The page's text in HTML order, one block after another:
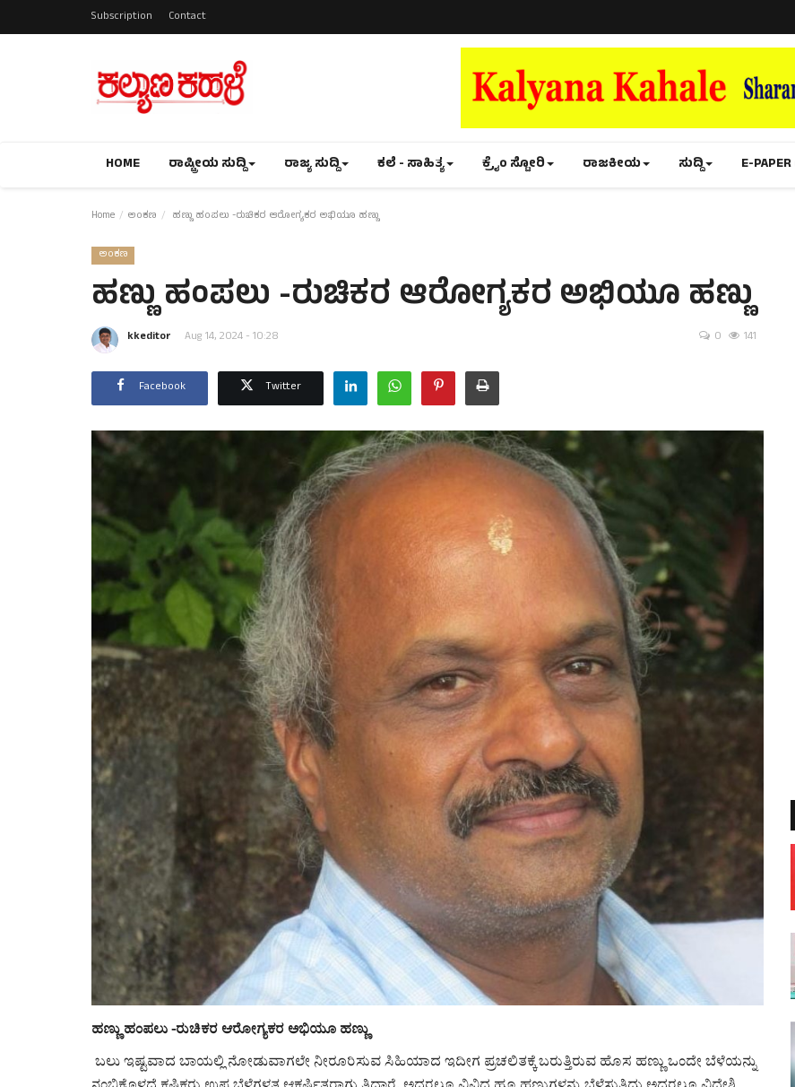
Subscription Contact
HOME ರಾಷ್ಟ್ರೀಯ ಸುದ್ದಿ ರಾಜ್ಯ ಸುದ್ದಿ ಕಲೆ - ಸಾಹಿತ್ಯ ಕ್ರೈಂ ಸ್ಟೋರಿ ರಾಜಕೀಯ ಸುದ್ದಿ E-
Home ಅಂಕಣ ಹಣ್ಣು ಹಂಪಲು -ರುಚಿಕರ ಆರೋಗ್ಯಕರ ಅಭಿಯೂ ಹಣ್ಣು
ಅಂಕಣ
ಹಣ್ಣು ಹಂಪಲು -ರುಚಿಕರ ಆರೋಗ್ಯಕರ ಅಭಿಯೂ ಹಣ್ಣು
kkeditor Aug 14, 2024 - 10:28 0 141
Facebook Twitter
ಹಣ್ಣು ಹಂಪಲು -ರುಚಿಕರ ಆರೋಗ್ಯಕರ ಅಭಿಯೂ ಹಣ್ಣು
ಬಲು ಇಷ್ಟವಾದ ಬಾಯಲ್ಲಿ ನೋಡುವಾಗಲೇ ನೀರೂರಿಸುವ ಸಿಹಿಯಾದ ಇದೀಗ ಪ್ರಚಲಿತಕ್ಕೆ ಬರುತ್ತಿರುವ ಹೊಸ ಹಣ್ಣು ಒಂದೇ ಬೆಳೆಯನ್ನು